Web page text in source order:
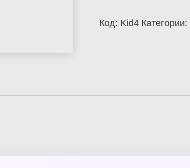
Код: Kid4 Категории: